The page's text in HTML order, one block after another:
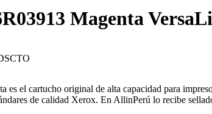
Magenta
es el cartucho original de alta capacidad para
de calidad Xerox. En AllinPerú lo recibe